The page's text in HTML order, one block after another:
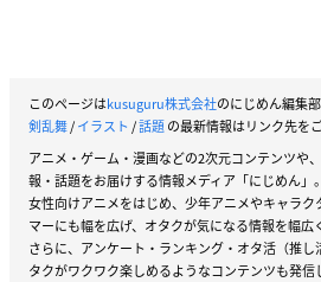
このページはkusuguru株式会社のにじめん編集
剣乱舞/イラスト /話題の最新情報はリンク先を
アニメ・ゲーム・漫画などの2次元コンテンツや
報・話題をお届けする情報メディア「にじめん」。
女性向けアニメをはじめ、少年アニメやキャラ
マーにも幅を広げ、オタクが気になる情報を幅広
さらに、アンケート・ランキング・オタ活（推
タクがワクワク楽しめるようなコンテンツも発信